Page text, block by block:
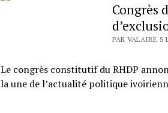
Congrès
PAR VALAIRE S
Le congrès constitutif du RHDP
la une de l’actualité politique